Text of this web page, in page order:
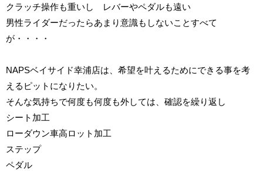
クラッチ操作も重いし レバーやペダルも遠い
男性ライダーだったらあまり意識もしないことすべて
が・・・・
NAPSベイサイド幸浦店は、希望を叶えるためにできる事を考
えるピットになりたい。
そんな気持ちで何度も何度も外しては、確認を繰り返し
シート加工
ローダウン車高ロット加工
ステップ
ペダル